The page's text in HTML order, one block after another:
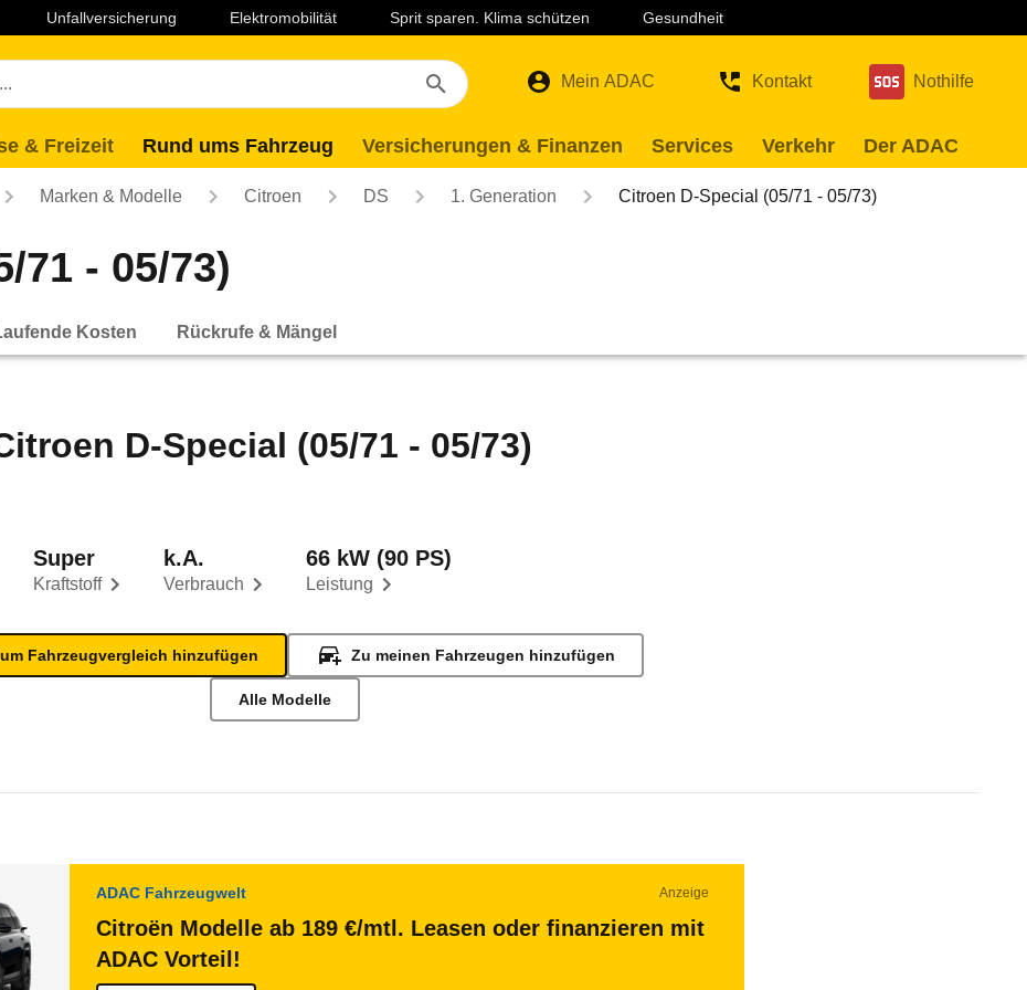
Unfallversicherung Elektromobilität Sprit sparen. Klima schützen Gesundheit
Mein ADAC Kontakt Nothilfe
& Freizeit Rund ums Fahrzeug Versicherungen & Finanzen Services Verkehr Der ADAC
Marken & Modelle Citroen DS 1. Generation Citroen D-Special (05/71 - 05/73)
71 - 05/73)
Kosten Rückrufe & Mängel
D-Special (05/71 - 05/73)
Kraftstoff
Super
Verbrauch
k.A.
Leistung
66 kW (90 PS)
Fahrzeugvergleich hinzufügen Zu meinen Fahrzeugen hinzufügen
Alle Modelle
ADAC Fahrzeugwelt Anzeige
Citroën Modelle ab 189 €/mtl. Leasen oder finanzieren mit
ADAC Vorteil!